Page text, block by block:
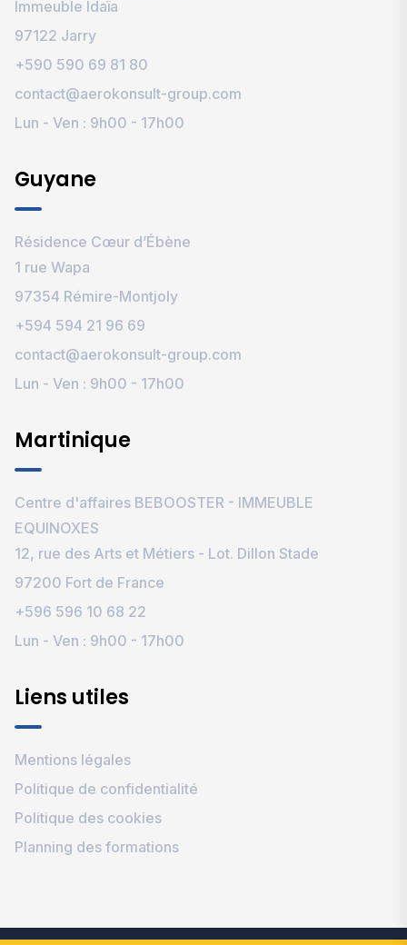
Immeuble Idaïa
97122 Jarry
+590 590 69 81 80
contact@aerokonsult-group.com
Lun - Ven : 9h00 - 17h00
Guyane
Résidence Cœur d’Ébène
1 rue Wapa
97354 Rémire-Montjoly
+594 594 21 96 69‬
contact@aerokonsult-group.com
Lun - Ven : 9h00 - 17h00
Martinique
Centre d'affaires BEBOOSTER - IMMEUBLE
EQUINOXES
12, rue des Arts et Métiers - Lot. Dillon Stade
97200 Fort de France
+596 596 10 68 22
Lun - Ven : 9h00 - 17h00
Liens utiles
Mentions légales
Politique de confidentialité
Politique des cookies
Planning des formations